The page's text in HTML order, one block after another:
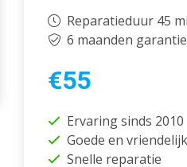
Reparatieduur 45
6 maanden garantie
€55
Ervaring sinds 2010
Goede en
Snelle reparatie